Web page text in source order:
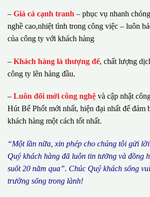
– Giá cả cạnh tranh – phục vụ nhanh
nghề cao,nhiệt tình trong công việc – luôn
của công ty với khách hàng
– Khách hàng là thượng đế, chất lượng
công ty lên hàng đầu.
– Luôn đổi mới công nghệ và cập nhật
Hút Bể Phốt mới nhất, hiện đại nhất để đảm
khách hàng một cách tốt nhất.
“Một lần nữa, xin phép cho chúng tôi gửi lờ
Quý khách hàng đã luôn tin tưởng và đồng h
suốt 20 năm qua”. Chúc Quý khách sống
trường sống trong lành!